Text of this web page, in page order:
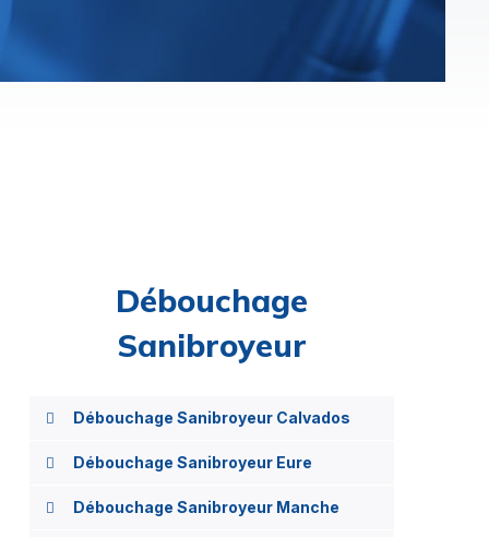
Débouchage
Sanibroyeur
Débouchage Sanibroyeur Calvados
Débouchage Sanibroyeur Eure
Débouchage Sanibroyeur Manche